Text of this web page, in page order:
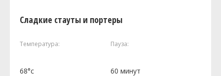
Сладкие стауты и портеры
Температура: Пауза:
68°c 60 минут